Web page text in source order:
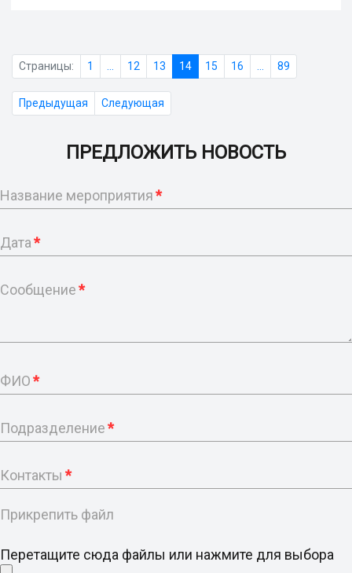
Страницы: 1 12 13 14 15 16 89
Предыдущая Следующая
ПРЕДЛОЖИТЬ НОВОСТЬ
Название мероприятия*
Дата*
Сообщение*
ФИО*
Подразделение*
Контакты *
Прикрепить файл
Перетащите сюда файлы или нажмите для выбора